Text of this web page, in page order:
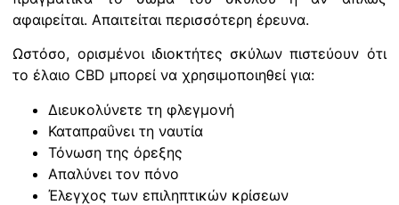
αφαιρείται. Απαιτείται περισσότερη έρευνα.
Ωστόσο, ορισμένοι ιδιοκτήτες σκύλων πιστεύουν ότι
το έλαιο CBD μπορεί να χρησιμοποιηθεί για:
Διευκολύνετε τη φλεγμονή
Καταπραΰνει τη ναυτία
Τόνωση της όρεξης
Απαλύνει τον πόνο
Έλεγχος των επιληπτικών κρίσεων